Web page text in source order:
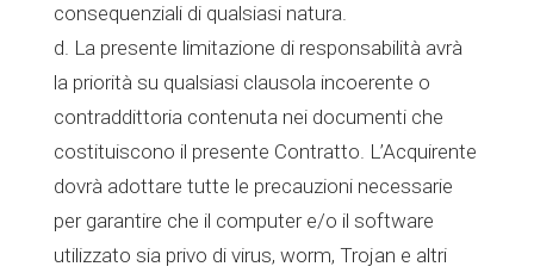
consequenziali di qualsiasi natura.
d. La presente limitazione di responsabilità avrà
la priorità su qualsiasi clausola incoerente o
contraddittoria contenuta nei documenti che
costituiscono il presente Contratto. L’Acquirente
dovrà adottare tutte le precauzioni necessarie
per garantire che il computer e/o il software
utilizzato sia privo di virus, worm, Trojan e altri